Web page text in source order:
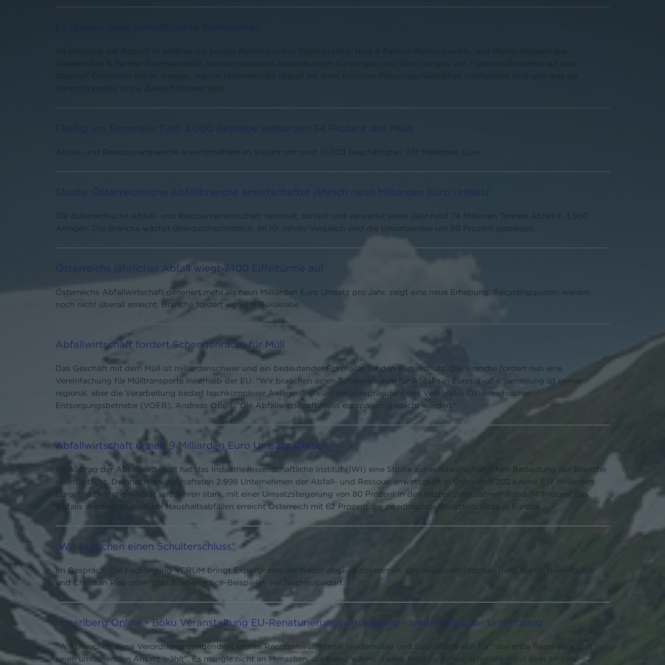
Standort Österreich haben werden, warum Unternehmen aktuell mit einer enormen Planungsunsicherheit konfrontiert sind und was sie
dennoch positiv in die Zukunft blicken lässt.
Abfall- und Ressourcenbranche erwirtschaftete im Vorjahr mit rund 31.000 Beschäftigten 9,17 Milliarden Euro
Studie: Österreichische Abfallbranche erwirtschaftet jährlich neun Milliarden Euro Umsatz
Die österreichische Abfall- und Ressourcenwirtschaft sammelt, sortiert und verwertet jedes Jahr rund 74 Millionen Tonnen Abfall in 3.500
Anlagen. Die Branche wächst überdurchschnittlich, im 10-Jahres-Vergleich sind die Umsatzerlöse um 80 Prozent gestiegen.
Österreichs jährlicher Abfall wiegt 7400 Eiffeltürme auf
Österreichs Abfallwirtschaft generiert mehr als neun Milliarden Euro Umsatz pro Jahr, zeigt eine neue Erhebung. Recyclingquoten werden
noch nicht überall erreicht, Branche fordert weniger Bürokratie.
Abfallwirtschaft fordert Schengenraum für Müll
Das Geschäft mit dem Müll ist milliardenschwer und ein bedeutender Eckpfeiler für den Klimaschutz. Die Branche fordert nun eine
Vereinfachung für Mülltransporte innerhalb der EU. "Wir brauchen einen Schengenraum für Abfälle in Europa - die Sammlung ist immer
regional, aber die Verarbeitung bedarf hochkomplexer Anlagen", erklärt der Vizepräsident des Verbandes Österreichischer
Entsorgungsbetriebe (VOEB), Andreas Opelt. "Die Abfallwirtschaft muss europäisch gedacht werden."
Abfallwirtschaft erzielt 9 Milliarden Euro Umsatz jährlich
Im Auftrag der Abfallwirtschaft hat das Industriewissenschaftliche Institut (IWI) eine Studie zur volkswirtschaftlichen Bedeutung der Branche
veröffentlicht. Demnach erwirtschafteten 2.998 Unternehmen der Abfall- und Ressourcenwirtschaft in Österreich 2024 rund 9,17 Milliarden
Euro. Die Branche wächst seit Jahren stark, mit einer Umsatzsteigerung von 80 Prozent in den letzten zehn Jahren. Rund 34 Prozent des
Abfalls werden recycelt, bei Haushaltsabfällen erreicht Österreich mit 62 Prozent die zweithöchste Recyclingquote in Europa.
„Wir brauchen einen Schulterschluss“
Im Gespräch. Die Fachtagung VERUM bringt Expert:innen der Nachhaltigkeit zusammen. Organisatoren Stephan Heid, Martin Niederhuber
und Christian Plas orten trotz Best-Practice-Beispielen viel Nachholbedarf.
Vorarlberg Online - Boku Veranstaltung EU-Renaturierungsverordnung - weiter Weg zur Umsetzung
"Wir brauchen diese Verordnung dringend!", betonte Rechtsanwalt Martin Niederhuber und begeisterte sich für "das erste Regelwerk, das
einen umfassenden Ansatz wählt". Es mangle nicht an Menschen, die bereit wären, diesen Weg zu gehen, scheitere meist aber an zwei